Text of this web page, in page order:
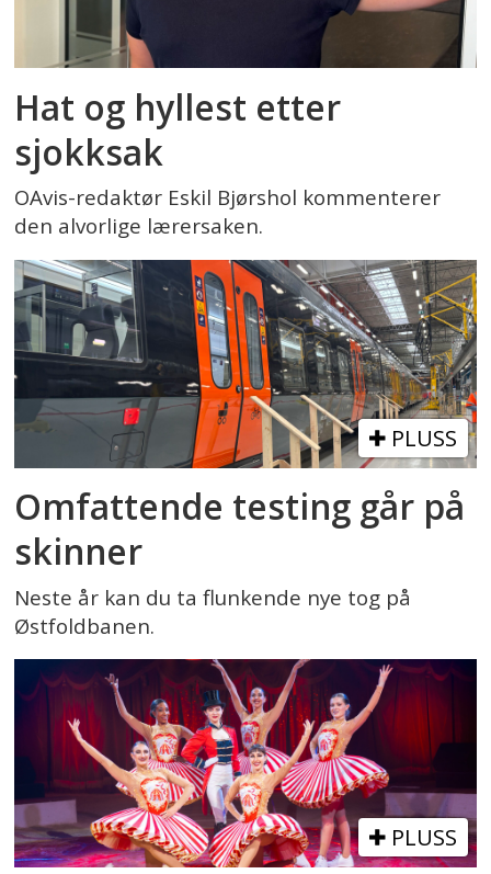
Hat og hyllest etter
sjokksak
OAvis-redaktør Eskil Bjørshol kommenterer
den alvorlige lærersaken.
PLUSS
Omfattende testing går på
skinner
Neste år kan du ta flunkende nye tog på
Østfoldbanen.
PLUSS